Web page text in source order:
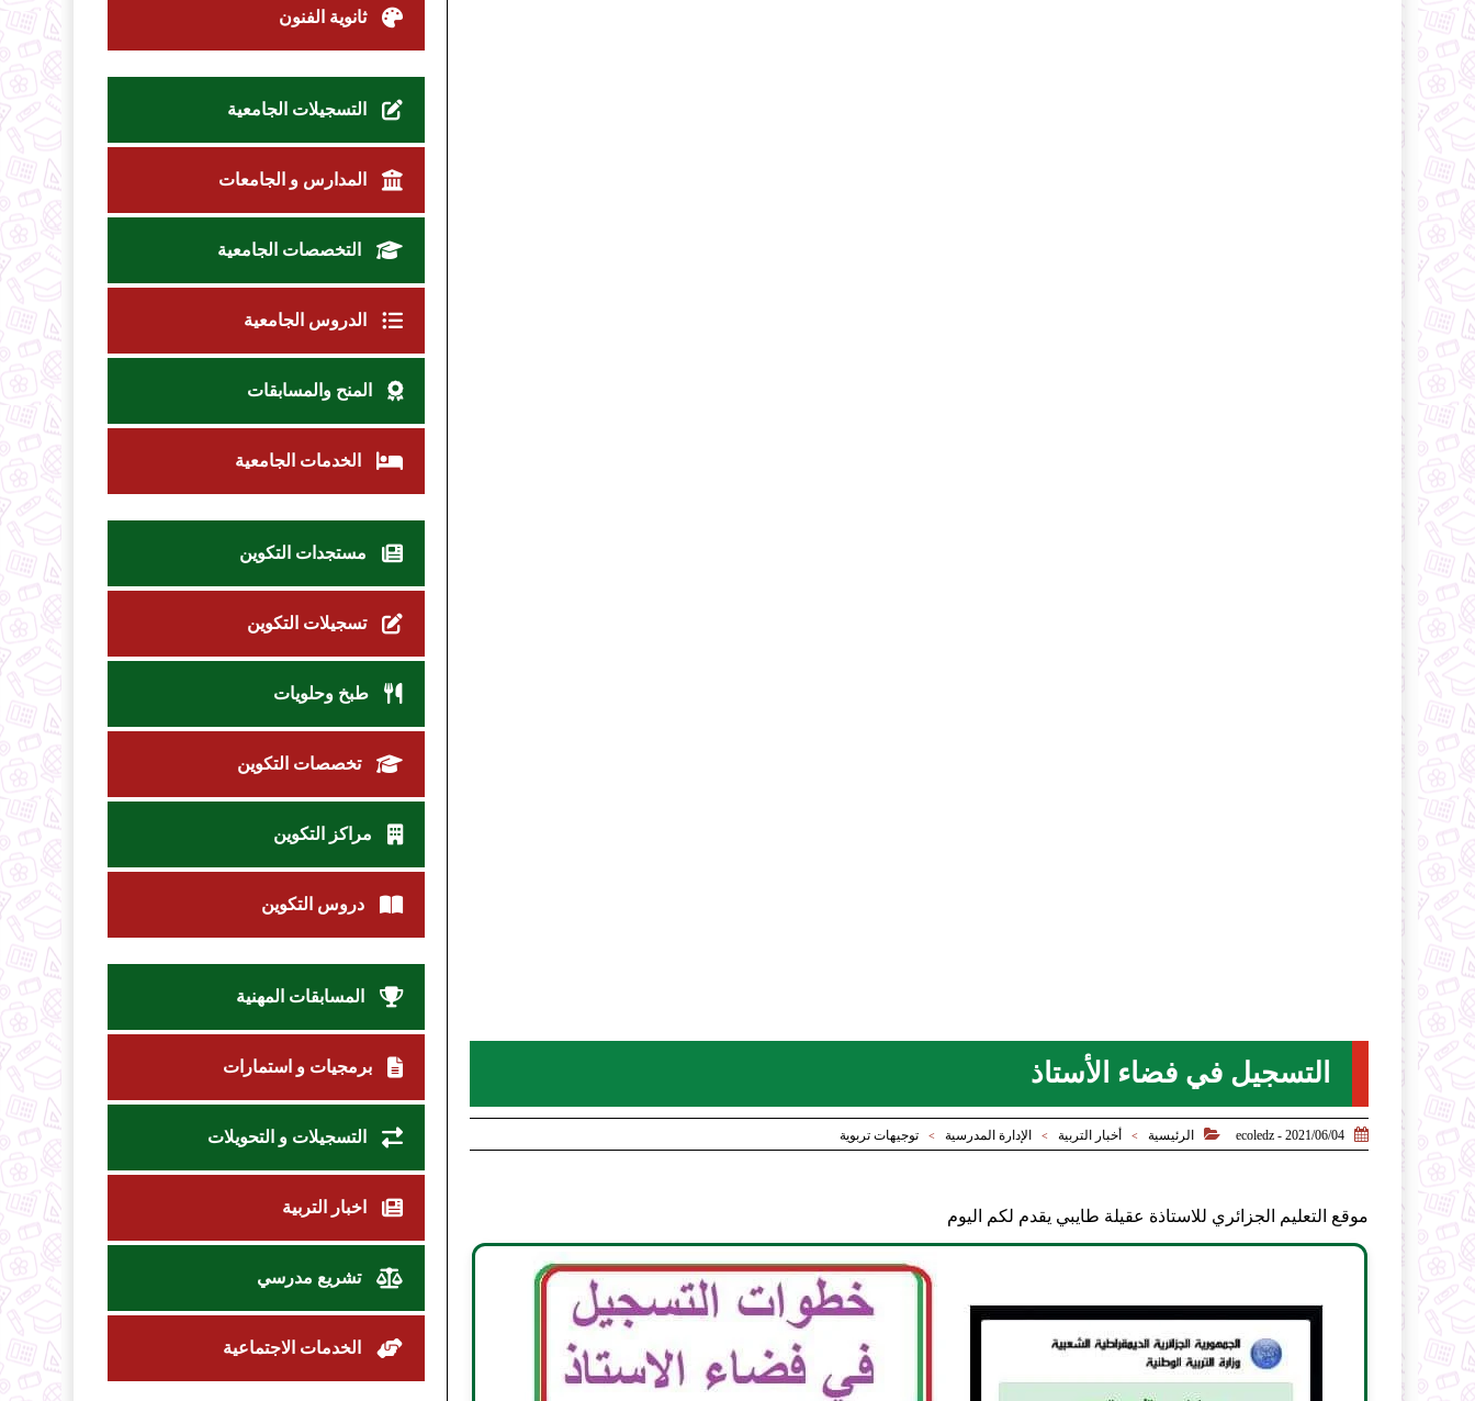
التسجيل في فضاء الأستاذ

2021/06/04 - ecoledz
 الرئيسية > أخبار التربية > الإدارة المدرسية > توجيهات تربوية
موقع التعليم الجزائري للاستاذة عقيلة طايبي يقدم لكم اليوم
ثانوية الفنون
التسجيلات الجامعية
المدارس و الجامعات
التخصصات الجامعية
الدروس الجامعية
المنح والمسابقات
الخدمات الجامعية
مستجدات التكوين
تسجيلات التكوين
طبخ وحلويات
تخصصات التكوين
مراكز التكوين
دروس التكوين
المسابقات المهنية
برمجيات و استمارات
التسجيلات و التحويلات
اخبار التربية
تشريع مدرسي
الخدمات الاجتماعية